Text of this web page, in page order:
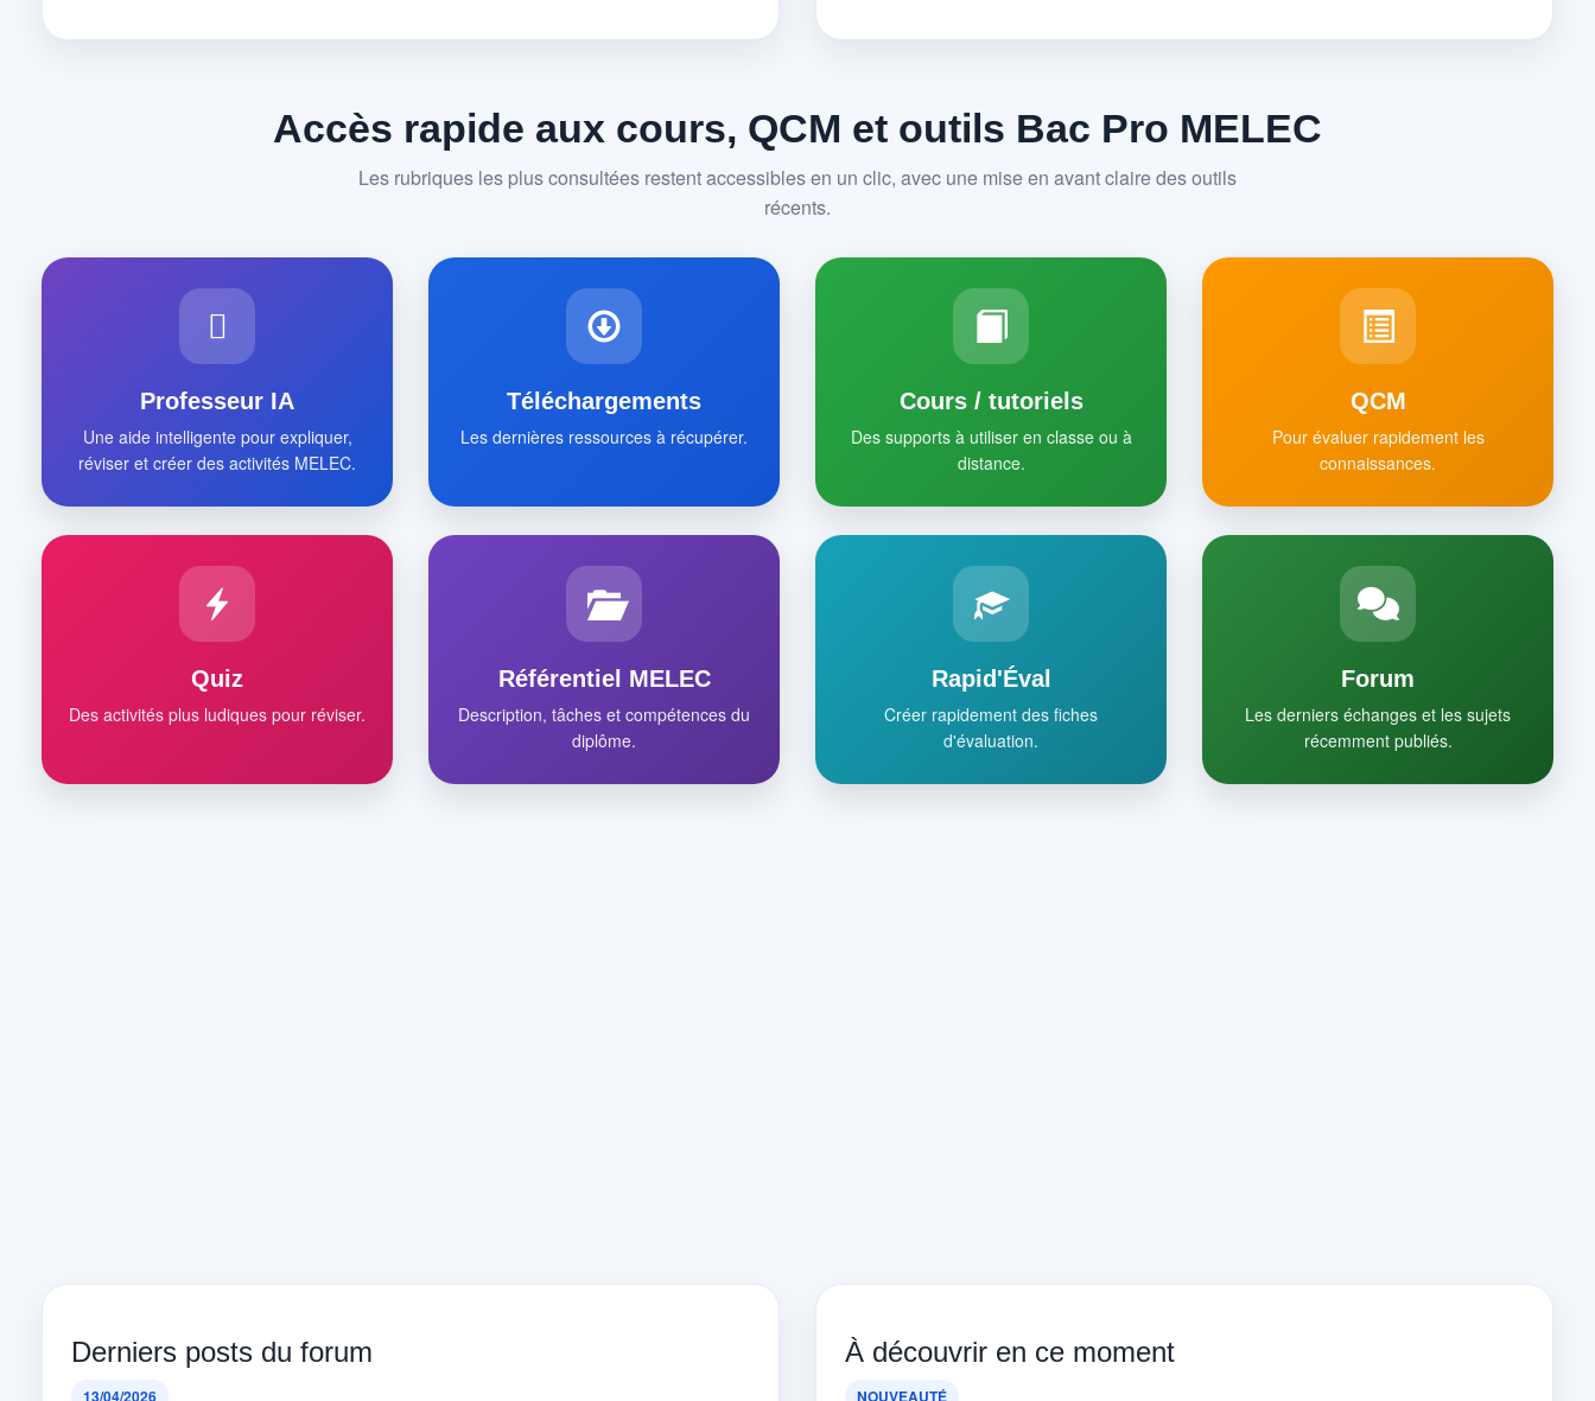
Accès rapide aux cours, QCM et outils Bac Pro MELEC
Les rubriques les plus consultées restent accessibles en un clic, avec une mise en avant claire des outils
récents.
Professeur IA
Une aide intelligente pour expliquer,
réviser et créer des activités MELEC.
Téléchargements
Les dernières ressources à récupérer.
Cours / tutoriels
Des supports à utiliser en classe ou à
distance.
QCM
Pour évaluer rapidement les
connaissances.
Quiz
Des activités plus ludiques pour réviser.
Référentiel MELEC
Description, tâches et compétences du
diplôme.
Rapid'Éval
Créer rapidement des fiches
d'évaluation.
Forum
Les derniers échanges et les sujets
récemment publiés.
Derniers posts du forum
13/04/2026
À découvrir en ce moment
NOUVEAUTÉ